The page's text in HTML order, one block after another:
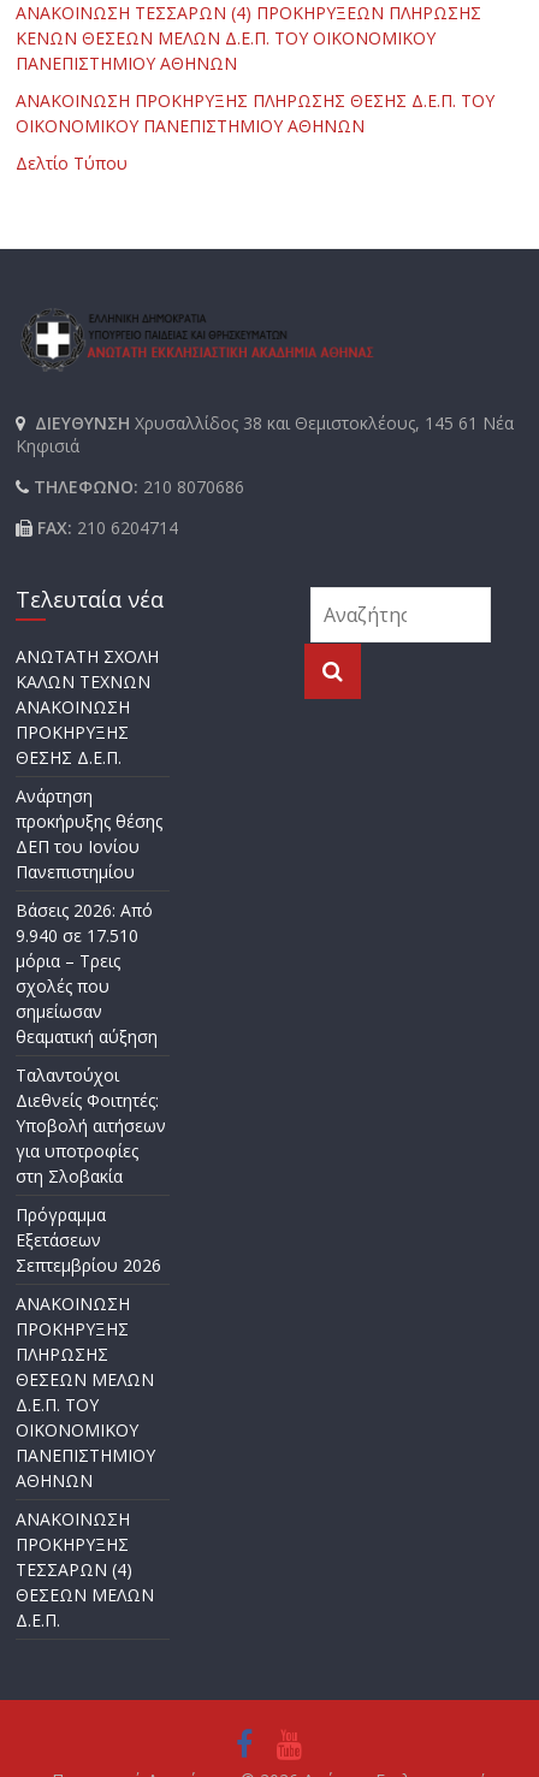
ΑΝΑΚΟΙΝΩΣΗ ΤΕΣΣΑΡΩΝ (4) ΠΡΟΚΗΡΥΞΕΩΝ ΠΛΗΡΩΣΗΣ
ΚΕΝΩΝ ΘΕΣΕΩΝ ΜΕΛΩΝ Δ.Ε.Π. ΤΟΥ ΟΙΚΟΝΟΜΙΚΟΥ
ΠΑΝΕΠΙΣΤΗΜΙΟΥ ΑΘΗΝΩΝ
ΑΝΑΚΟΙΝΩΣΗ ΠΡΟΚΗΡΥΞΗΣ ΠΛΗΡΩΣΗΣ ΘΕΣΗΣ Δ.Ε.Π. ΤΟΥ
ΟΙΚΟΝΟΜΙΚΟΥ ΠΑΝΕΠΙΣΤΗΜΙΟΥ ΑΘΗΝΩΝ
Δελτίο Τύπου
ΔΙΕΥΘΥΝΣΗΧρυσαλλίδος 38 και Θεμιστοκλέους, 145 61 Νέα
Κηφισιά
ΤΗΛΕΦΩΝΟ: 210 8070686
FAX: 210 6204714
Τελευταία νέα
ΑΝΩΤΑΤΗ ΣΧΟΛΗ
ΚΑΛΩΝ ΤΕΧΝΩΝ
ΑΝΑΚΟΙΝΩΣΗ
ΠΡΟΚΗΡΥΞΗΣ
ΘΕΣΗΣ Δ.Ε.Π.
Ανάρτηση
προκήρυξης θέσης
ΔΕΠ του Ιονίου
Πανεπιστημίου
Βάσεις 2026: Από
9.940 σε 17.510
μόρια – Τρεις
σχολές που
σημείωσαν
θεαματική αύξηση
Ταλαντούχοι
Διεθνείς Φοιτητές:
Υποβολή αιτήσεων
για υποτροφίες
στη Σλοβακία
Πρόγραμμα
Εξετάσεων
Σεπτεμβρίου 2026
ΑΝΑΚΟΙΝΩΣΗ
ΠΡΟΚΗΡΥΞΗΣ
ΠΛΗΡΩΣΗΣ
ΘΕΣΕΩΝ ΜΕΛΩΝ
Δ.Ε.Π. ΤΟΥ
ΟΙΚΟΝΟΜΙΚΟΥ
ΠΑΝΕΠΙΣΤΗΜΙΟΥ
ΑΘΗΝΩΝ
ΑΝΑΚΟΙΝΩΣΗ
ΠΡΟΚΗΡΥΞΗΣ
ΤΕΣΣΑΡΩΝ (4)
ΘΕΣΕΩΝ ΜΕΛΩΝ
Δ.Ε.Π.